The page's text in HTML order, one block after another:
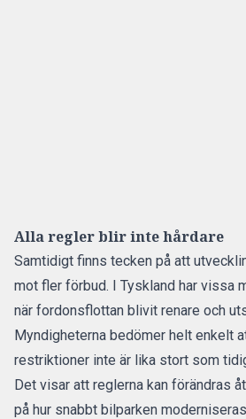
Alla regler blir inte hårdare
Samtidigt finns tecken på att
mot fler förbud. I Tyskland har vissa
när fordonsflottan blivit renare och
Myndigheterna bedömer helt enkelt
restriktioner inte är lika stort som
Det visar att reglerna kan förändras
på hur snabbt bilparken